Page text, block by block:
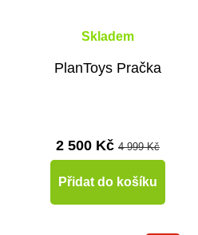
Skladem
PlanToys Pračka
2 500 Kč 4 999 Kč
Přidat do košíku